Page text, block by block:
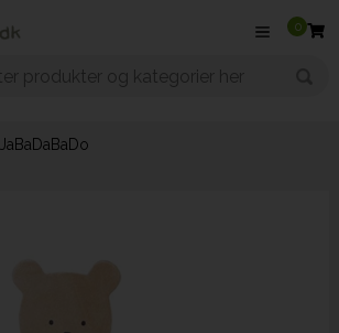
0
JaBaDaBaDo